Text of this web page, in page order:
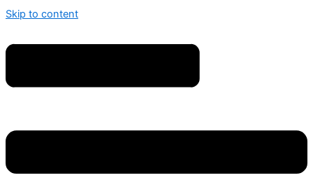
Skip to content